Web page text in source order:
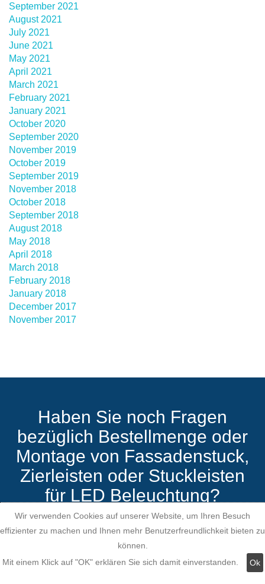
September 2021
August 2021
July 2021
June 2021
May 2021
April 2021
March 2021
February 2021
January 2021
October 2020
September 2020
November 2019
October 2019
September 2019
November 2018
October 2018
September 2018
August 2018
May 2018
April 2018
March 2018
February 2018
January 2018
December 2017
November 2017
Haben Sie noch Fragen
bezüglich Bestellmenge oder
Montage von Fassadenstuck,
Zierleisten oder Stuckleisten
für LED Beleuchtung?
Wir verwenden Cookies auf unserer Website, um Ihren Besuch
effizienter zu machen und Ihnen mehr Benutzerfreundlichkeit bieten zu
können.
Mit einem Klick auf "OK" erklären Sie sich damit einverstanden.
Ok